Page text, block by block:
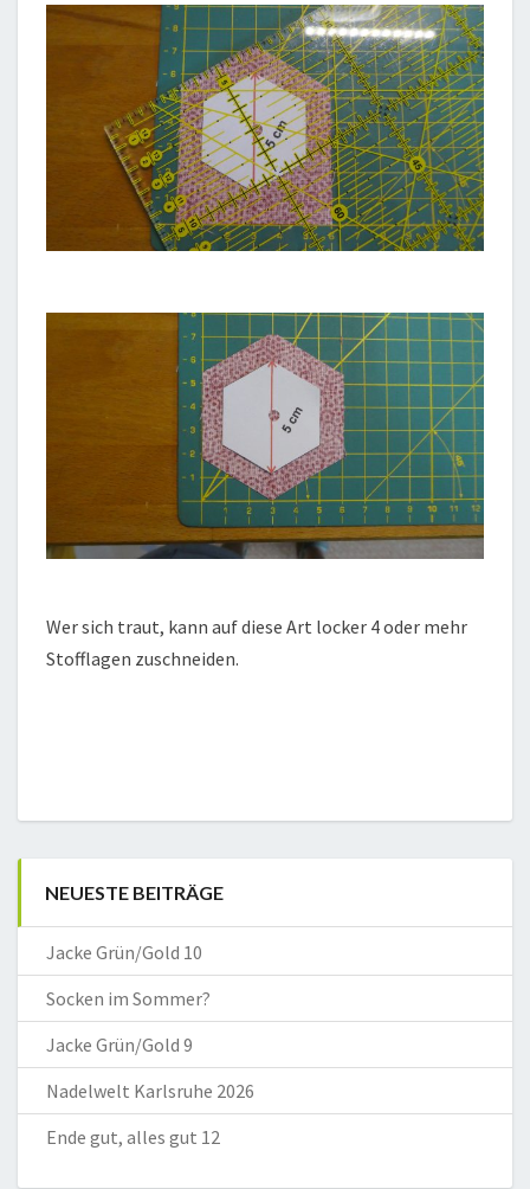
Wer sich traut, kann auf diese Art locker 4 oder mehr
Stofflagen zuschneiden.
NEUESTE BEITRÄGE
Jacke Grün/Gold 10
Socken im Sommer?
Jacke Grün/Gold 9
Nadelwelt Karlsruhe 2026
Ende gut, alles gut 12